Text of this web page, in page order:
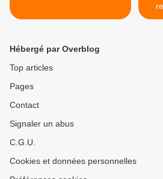
Hébergé par Overblog
Top articles
Pages
Contact
Signaler un abus
C.G.U.
Cookies et données personnelles